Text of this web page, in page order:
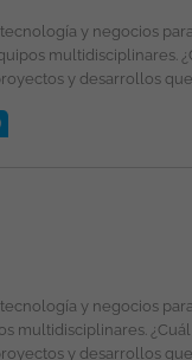
formación y